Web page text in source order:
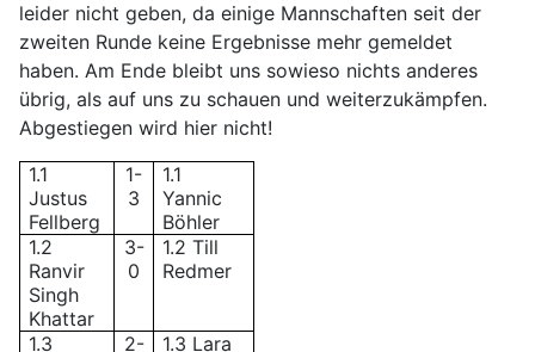
leider nicht geben, da einige Mannschaften seit der
zweiten Runde keine Ergebnisse mehr gemeldet
haben. Am Ende bleibt uns sowieso nichts anderes
übrig, als auf uns zu schauen und weiterzukämpfen.
Abgestiegen wird hier nicht!
1.1
Justus
Fellberg
1-
3
1.1
Yannic
Böhler
1.2
Ranvir
Singh
Khattar
3-
0
1.2 Till
Redmer
1.3 2- 1.3 Lara